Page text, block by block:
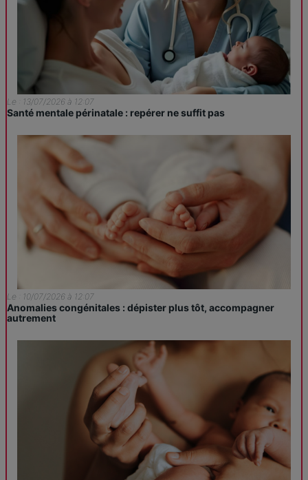
Le : 13/07/2026 à 12:07
Santé mentale périnatale : repérer ne suffit pas
Le : 10/07/2026 à 12:07
Anomalies congénitales : dépister plus tôt, accompagner
autrement